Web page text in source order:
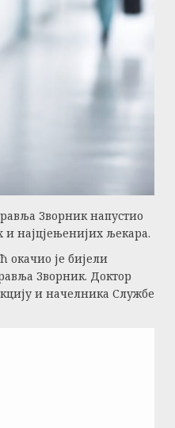
Зворник напустио
и најцјењенијих љекара.
је бијели
Зворник. Доктор
и начелника Службе